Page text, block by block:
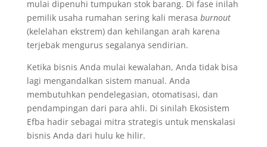
mulai dipenuhi tumpukan stok barang. Di fase inilah
pemilik usaha rumahan sering kali merasa burnout
(kelelahan ekstrem) dan kehilangan arah karena
terjebak mengurus segalanya sendirian.
Ketika bisnis Anda mulai kewalahan, Anda tidak bisa
lagi mengandalkan sistem manual. Anda
membutuhkan pendelegasian, otomatisasi, dan
pendampingan dari para ahli. Di sinilah Ekosistem
Efba hadir sebagai mitra strategis untuk menskalasi
bisnis Anda dari hulu ke hilir.